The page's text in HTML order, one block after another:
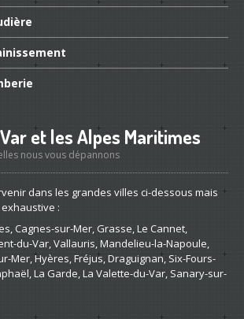
et les Alpes Maritimes
nous vous dépannons
dans les grandes villes ci-dessous mais
:
Cagnes-sur-Mer, Grasse, Le Cannet,
du-Var, Vallauris, Mandelieu-la-Napoule,
Mer, Hyères, Fréjus, Draguignan, Six-Fours-
La Garde, La Valette-du-Var, Sanary-sur-